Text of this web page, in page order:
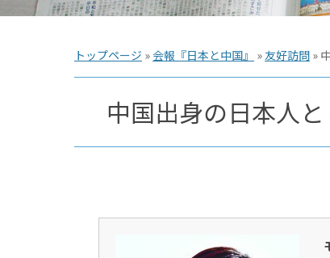
トップページ » 会報『日本と中国』 »友好訪問 »
中国出身の日本人